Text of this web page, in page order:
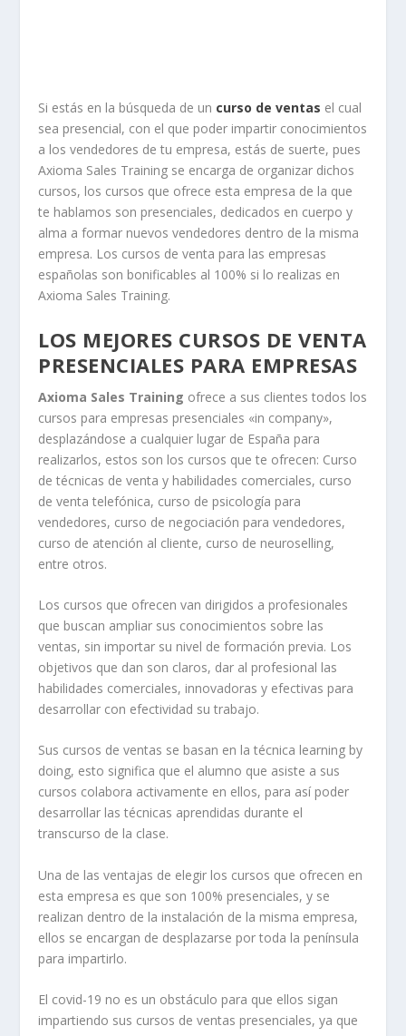
Si estás en la búsqueda de un curso de ventas el cual
sea presencial, con el que poder impartir conocimientos
a los vendedores de tu empresa, estás de suerte, pues
Axioma Sales Training se encarga de organizar dichos
cursos, los cursos que ofrece esta empresa de la que
te hablamos son presenciales, dedicados en cuerpo y
alma a formar nuevos vendedores dentro de la misma
empresa. Los cursos de venta para las empresas
españolas son bonificables al 100% si lo realizas en
Axioma Sales Training.
LOS MEJORES CURSOS DE VENTA
PRESENCIALES PARA EMPRESAS
Axioma Sales Training ofrece a sus clientes todos los
cursos para empresas presenciales «in company»,
desplazándose a cualquier lugar de España para
realizarlos, estos son los cursos que te ofrecen: Curso
de técnicas de venta y habilidades comerciales, curso
de venta telefónica, curso de psicología para
vendedores, curso de negociación para vendedores,
curso de atención al cliente, curso de neuroselling,
entre otros.
Los cursos que ofrecen van dirigidos a profesionales
que buscan ampliar sus conocimientos sobre las
ventas, sin importar su nivel de formación previa. Los
objetivos que dan son claros, dar al profesional las
habilidades comerciales, innovadoras y efectivas para
desarrollar con efectividad su trabajo.
Sus cursos de ventas se basan en la técnica learning by
doing, esto significa que el alumno que asiste a sus
cursos colabora activamente en ellos, para así poder
desarrollar las técnicas aprendidas durante el
transcurso de la clase.
Una de las ventajas de elegir los cursos que ofrecen en
esta empresa es que son 100% presenciales, y se
realizan dentro de la instalación de la misma empresa,
ellos se encargan de desplazarse por toda la península
para impartirlo.
El covid-19 no es un obstáculo para que ellos sigan
impartiendo sus cursos de ventas presenciales, ya que